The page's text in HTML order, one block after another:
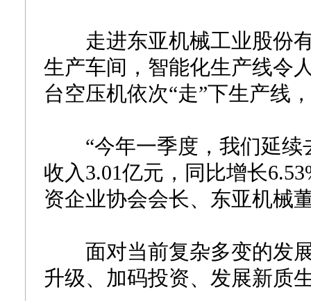
走进东亚机械工业股份有
生产车间，智能化生产线令
台空压机依次“走”下生产线
“今年一季度，我们延续
收入3.01亿元，同比增长
资企业协会会长、东亚机械
面对当前复杂多变的发展
升级、加码投资、发展新质